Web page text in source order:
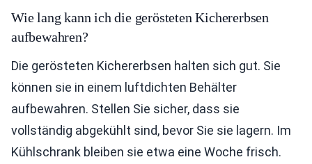
Wie lang kann ich die gerösteten Kichererbsen
aufbewahren?
Die gerösteten Kichererbsen halten sich gut. Sie
können sie in einem luftdichten Behälter
aufbewahren. Stellen Sie sicher, dass sie
vollständig abgekühlt sind, bevor Sie sie lagern. Im
Kühlschrank bleiben sie etwa eine Woche frisch.